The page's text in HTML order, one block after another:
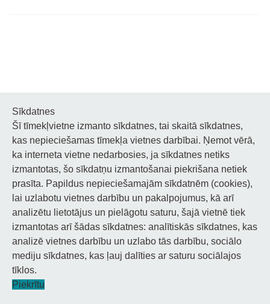
Noderīgi
Privātuma politika
Sīkdatņu privātuma politika
Piekļūstamība
© 2026 Staņislava Broka Daugavpils Mūzikas vidusskola.
Sīkdatnes
Šī tīmekļvietne izmanto sīkdatnes, tai skaitā sīkdatnes,
kas nepieciešamas tīmekļa vietnes darbībai. Ņemot vērā,
ka interneta vietne nedarbosies, ja sīkdatnes netiks
izmantotas, šo sīkdatņu izmantošanai piekrišana netiek
prasīta. Papildus nepieciešamajām sīkdatnēm (cookies),
lai uzlabotu vietnes darbību un pakalpojumus, kā arī
analizētu lietotājus un pielāgotu saturu, šajā vietnē tiek
izmantotas arī šādas sīkdatnes: analītiskās sīkdatnes, kas
analizē vietnes darbību un uzlabo tās darbību, sociālo
mediju sīkdatnes, kas ļauj dalīties ar saturu sociālajos
tīklos.
Piekrītu